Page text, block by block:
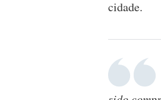
cidade.